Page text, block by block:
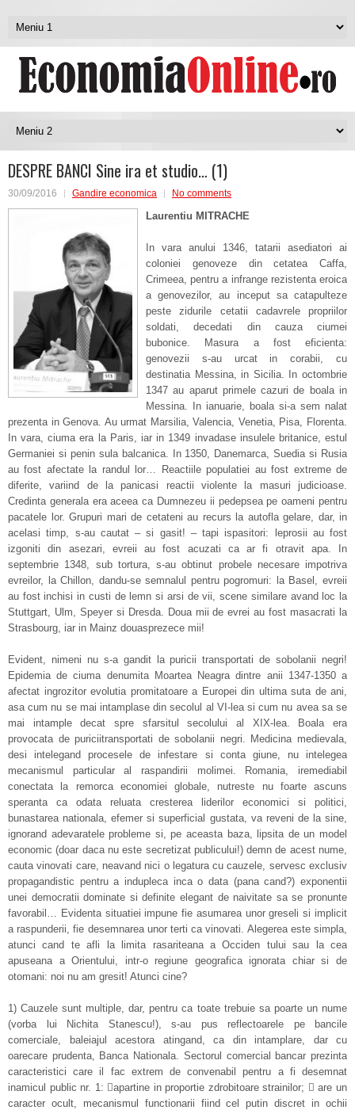
DESPRE BANCI Sine ira et studio… (1)
30/09/2016 Gandire economica No comments
Laurentiu MITRACHE
In vara anului 1346, tatarii asediatori ai
coloniei genoveze din cetatea Caffa,
Crimeea, pentru a infrange rezistenta eroica
a genovezilor, au inceput sa catapulteze
peste zidurile cetatii cadavrele propriilor
soldati, decedati din cauza ciumei
bubonice. Masura a fost eficienta:
genovezii s-au urcat in corabii, cu
destinatia Messina, in Sicilia. In octombrie
1347 au aparut primele cazuri de boala in
Messina. In ianuarie, boala si-a sem nalat
prezenta in Genova. Au urmat Marsilia, Valencia, Venetia, Pisa, Florenta.
In vara, ciuma era la Paris, iar in 1349 invadase insulele britanice, estul
Germaniei si penin sula balcanica. In 1350, Danemarca, Suedia si Rusia
au fost afectate la randul lor… Reactiile populatiei au fost extreme de
diferite, variind de la panicasi reactii violente la masuri judicioase.
Credinta generala era aceea ca Dumnezeu ii pedepsea pe oameni pentru
pacatele lor. Grupuri mari de cetateni au recurs la autofla gelare, dar, in
acelasi timp, s-au cautat – si gasit! – tapi ispasitori: leprosii au fost
izgoniti din asezari, evreii au fost acuzati ca ar fi otravit apa. In
septembrie 1348, sub tortura, s-au obtinut probele necesare impotriva
evreilor, la Chillon, dandu-se semnalul pentru pogromuri: la Basel, evreii
au fost inchisi in custi de lemn si arsi de vii, scene similare avand loc la
Stuttgart, Ulm, Speyer si Dresda. Doua mii de evrei au fost masacrati la
Strasbourg, iar in Mainz douasprezece mii!
Evident, nimeni nu s-a gandit la puricii transportati de sobolanii negri!
Epidemia de ciuma denumita Moartea Neagra dintre anii 1347-1350 a
afectat ingrozitor evolutia promitatoare a Europei din ultima suta de ani,
asa cum nu se mai intamplase din secolul al VI-lea si cum nu avea sa se
mai intample decat spre sfarsitul secolului al XIX-lea. Boala era
provocata de puriciitransportati de sobolanii negri. Medicina medievala,
desi intelegand procesele de infestare si conta giune, nu intelegea
mecanismul particular al raspandirii molimei. Romania, iremediabil
conectata la remorca economiei globale, nutreste nu foarte ascuns
speranta ca odata reluata cresterea liderilor economici si politici,
bunastarea nationala, efemer si superficial gustata, va reveni de la sine,
ignorand adevaratele probleme si, pe aceasta baza, lipsita de un model
economic (doar daca nu este secretizat publicului!) demn de acest nume,
cauta vinovati care, neavand nici o legatura cu cauzele, servesc exclusiv
propagandistic pentru a indupleca inca o data (pana cand?) exponentii
unei democratii dominate si definite elegant de naivitate sa se pronunte
favorabil… Evidenta situatiei impune fie asumarea unor greseli si implicit
a raspunderii, fie desemnarea unor terti ca vinovati. Alegerea este simpla,
atunci cand te afli la limita rasariteana a Occiden tului sau la cea
apuseana a Orientului, intr-o regiune geografica ignorata chiar si de
otomani: noi nu am gresit! Atunci cine?
1) Cauzele sunt multiple, dar, pentru ca toate trebuie sa poarte un nume
(vorba lui Nichita Stanescu!), s-au pus reflectoarele pe bancile
comerciale, baleiajul acestora atingand, ca din intamplare, dar cu
oarecare prudenta, Banca Nationala. Sectorul comercial bancar prezinta
caracteristici care il fac extrem de convenabil pentru a fi desemnat
inamicul public nr. 1: apartine in proportie zdrobitoare strainilor;  are un
caracter ocult, mecanismul functionarii fiind cel putin discret in ochii